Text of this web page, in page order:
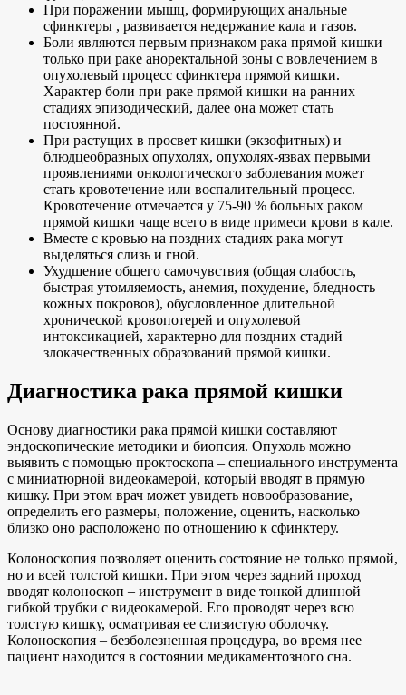
При поражении мышц, формирующих анальные
сфинктеры , развивается недержание кала и газов.
Боли являются первым признаком рака прямой кишки
только при раке аноректальной зоны c вовлечением в
опухолевый процесс сфинктера прямой кишки.
Характер боли при раке прямой кишки на ранних
стадиях эпизодический, далее она может стать
постоянной.
При растущих в просвет кишки (экзофитных) и
блюдцеобразных опухолях, опухолях-язвах первыми
проявлениями онкологического заболевания может
стать кровотечение или воспалительный процесс.
Кровотечение отмечается у 75-90 % больных раком
прямой кишки чаще всего в виде примеси крови в кале.
Вместе с кровью на поздних стадиях рака могут
выделяться слизь и гной.
Ухудшение общего самочувствия (общая слабость,
быстрая утомляемость, анемия, похудение, бледность
кожных покровов), обусловленное длительной
хронической кровопотерей и опухолевой
интоксикацией, характерно для поздних стадий
злокачественных образований прямой кишки.
Диагностика рака прямой кишки
Основу диагностики рака прямой кишки составляют
эндоскопические методики и биопсия. Опухоль можно
выявить с помощью проктоскопа – специального инструмента
с миниатюрной видеокамерой, который вводят в прямую
кишку. При этом врач может увидеть новообразование,
определить его размеры, положение, оценить, насколько
близко оно расположено по отношению к сфинктеру.
Колоноскопия позволяет оценить состояние не только прямой,
но и всей толстой кишки. При этом через задний проход
вводят колоноскоп – инструмент в виде тонкой длинной
гибкой трубки с видеокамерой. Его проводят через всю
толстую кишку, осматривая ее слизистую оболочку.
Колоноскопия – безболезненная процедура, во время нее
пациент находится в состоянии медикаментозного сна.